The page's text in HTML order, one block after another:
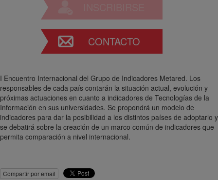
CONTACTO
I Encuentro Internacional del Grupo de Indicadores Metared. Los
responsables de cada país contarán la situación actual, evolución y
próximas actuaciones en cuanto a indicadores de Tecnologías de la
Información en sus universidades. Se propondrá un modelo de
indicadores para dar la posibilidad a los distintos países de adoptarlo y
se debatirá sobre la creación de un marco común de indicadores que
permita comparación a nivel internacional.
Compartir por email